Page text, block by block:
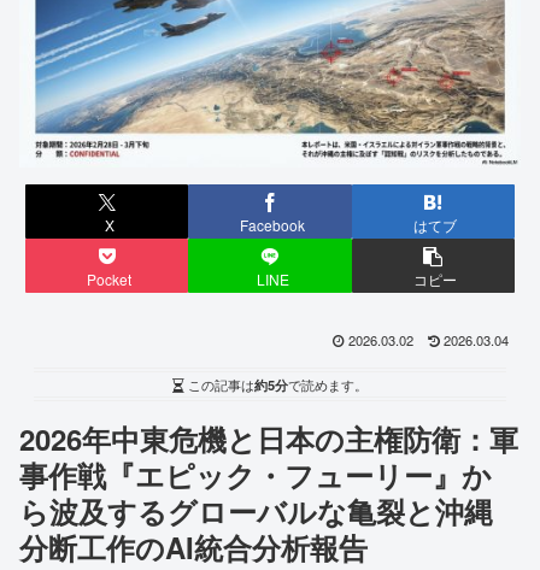
X Facebook はてブ
Pocket LINE コピー
2026.03.02 2026.03.04
この記事は約5分で読めます。
2026年中東危機と日本の主権防衛：軍
事作戦『エピック・フューリー』か
ら波及するグローバルな亀裂と沖縄
分断工作のAI統合分析報告